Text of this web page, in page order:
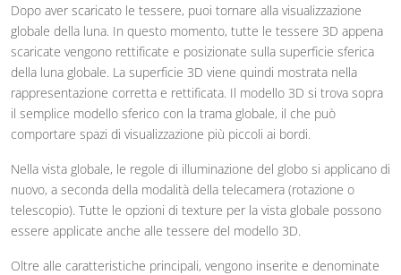
Dopo aver scaricato le tessere, puoi tornare alla visualizzazione
globale della luna. In questo momento, tutte le tessere 3D appena
scaricate vengono rettificate e posizionate sulla superficie sferica
della luna globale. La superficie 3D viene quindi mostrata nella
rappresentazione corretta e rettificata. Il modello 3D si trova sopra
il semplice modello sferico con la trama globale, il che può
comportare spazi di visualizzazione più piccoli ai bordi.
Nella vista globale, le regole di illuminazione del globo si applicano di
nuovo, a seconda della modalità della telecamera (rotazione o
telescopio). Tutte le opzioni di texture per la vista globale possono
essere applicate anche alle tessere del modello 3D.
Oltre alle caratteristiche principali, vengono inserite e denominate